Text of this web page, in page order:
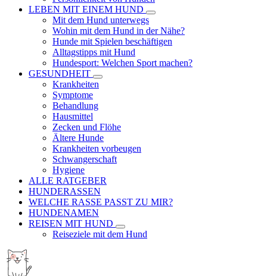
LEBEN MIT EINEM HUND
Mit dem Hund unterwegs
Wohin mit dem Hund in der Nähe?
Hunde mit Spielen beschäftigen
Alltagstipps mit Hund
Hundesport: Welchen Sport machen?
GESUNDHEIT
Krankheiten
Symptome
Behandlung
Hausmittel
Zecken und Flöhe
Ältere Hunde
Krankheiten vorbeugen
Schwangerschaft
Hygiene
ALLE RATGEBER
HUNDERASSEN
WELCHE RASSE PASST ZU MIR?
HUNDENAMEN
REISEN MIT HUND
Reiseziele mit dem Hund